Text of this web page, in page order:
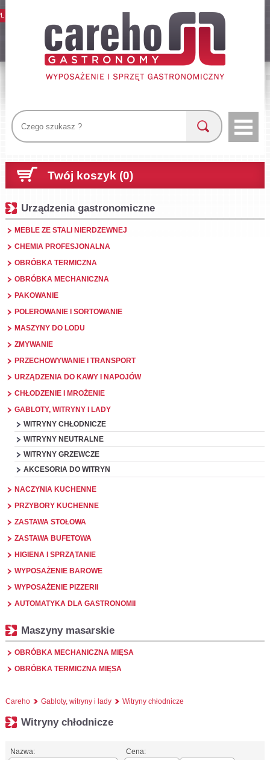
Twój koszyk (0)
Urządzenia gastronomiczne
MEBLE ZE STALI NIERDZEWNEJ
CHEMIA PROFESJONALNA
OBRÓBKA TERMICZNA
OBRÓBKA MECHANICZNA
PAKOWANIE
POLEROWANIE I SORTOWANIE
MASZYNY DO LODU
ZMYWANIE
PRZECHOWYWANIE I TRANSPORT
URZĄDZENIA DO KAWY I NAPOJÓW
CHŁODZENIE I MROŻENIE
GABLOTY, WITRYNY I LADY
WITRYNY CHŁODNICZE
WITRYNY NEUTRALNE
WITRYNY GRZEWCZE
AKCESORIA DO WITRYN
NACZYNIA KUCHENNE
PRZYBORY KUCHENNE
ZASTAWA STOŁOWA
ZASTAWA BUFETOWA
HIGIENA I SPRZĄTANIE
WYPOSAŻENIE BAROWE
WYPOSAŻENIE PIZZERII
AUTOMATYKA DLA GASTRONOMII
Maszyny masarskie
OBRÓBKA MECHANICZNA MIĘSA
OBRÓBKA TERMICZNA MIĘSA
Careho Gabloty, witryny i lady Witryny chłodnicze
Witryny chłodnicze
Nazwa: Cena: